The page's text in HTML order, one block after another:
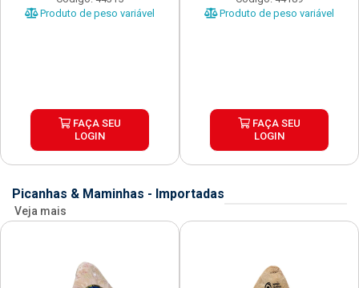
Produto de peso variável
FAÇA SEU
LOGIN
Produto de peso variável
FAÇA SEU
LOGIN
Picanhas & Maminhas - Importadas
Veja mais